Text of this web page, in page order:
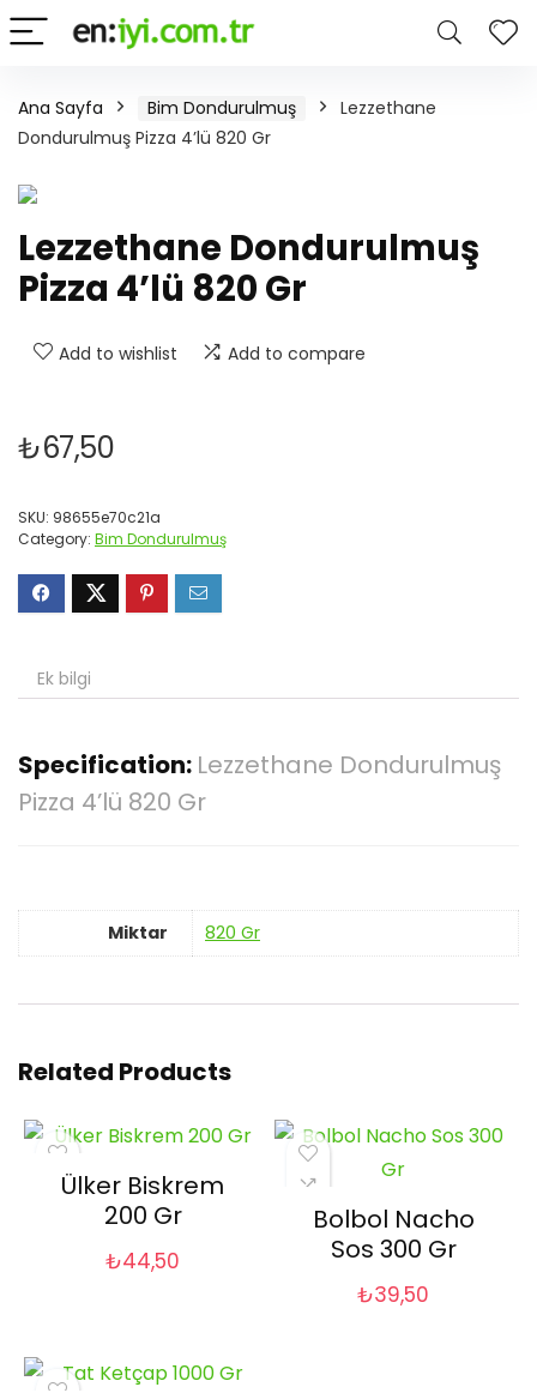
Ana Sayfa Bim Dondurulmuş
Lezzethane
Dondurulmuş Pizza 4’lü 820 Gr
Lezzethane Dondurulmuş
Pizza 4’lü 820 Gr
Add to wishlist Add to compare
₺67,50
SKU: 98655e70c21a
Category: Bim Dondurulmuş
Ek bilgi
Specification: Lezzethane Dondurulmuş
Pizza 4’lü 820 Gr
Miktar 820 Gr
Related Products
Ülker Biskrem
200 Gr
₺44,50
Bolbol Nacho
Sos 300 Gr
₺39,50